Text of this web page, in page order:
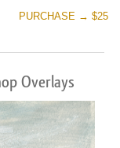
PURCHASE → $25
Overlays